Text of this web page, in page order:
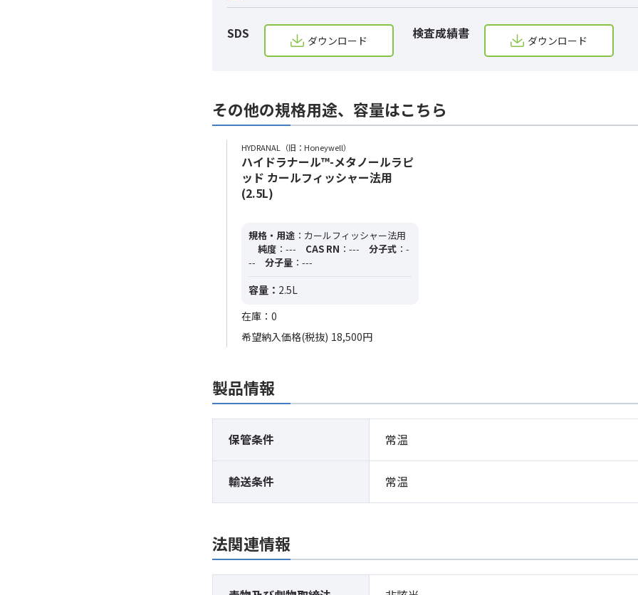
SDS ダウンロード 検査成績書 ダウンロード
その他の規格用途、容量はこちら
HYDRANAL（旧：Honeywell）
ハイドラナール™-メタノールラピ
ッド カールフィッシャー法用
(2.5L)
規格・用途 ：カールフィッシャー法用
純度 ：--- CAS RN ：--- 分子式 ：-
--
分子量 ：---
容量： 2.5L
在庫：0
希望納入価格(税抜) 18,500円
製品情報
保管条件 常温
輸送条件 常温
法関連情報